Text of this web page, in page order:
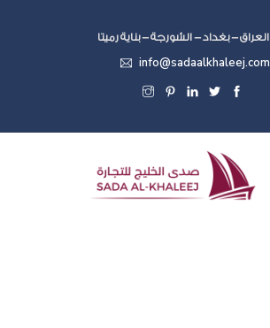
العراق - بغداد - الشورجة - بناية رميتا
info@sadaalkhaleej.com